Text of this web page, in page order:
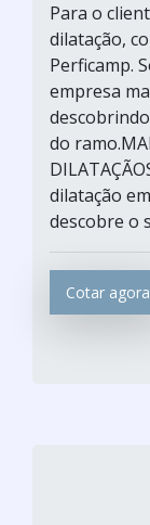
Para o
dilatação,
Perficamp.
empresa
do
dilatação
descobre o
Cotar agora